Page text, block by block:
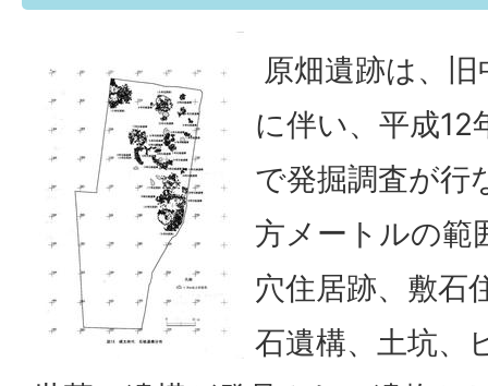
原畑遺跡は、
に伴い、平成12
で発掘調査が行
方メートルの範
穴住居跡、敷石
石遺構、土坑、